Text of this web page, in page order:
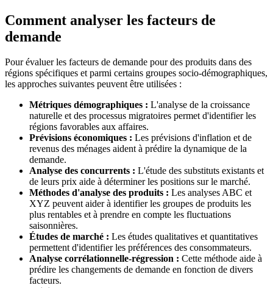
Comment analyser les facteurs de
demande
Pour évaluer les facteurs de demande pour des produits dans des
régions spécifiques et parmi certains groupes socio-démographiques,
les approches suivantes peuvent être utilisées :
Métriques démographiques : L'analyse de la croissance
naturelle et des processus migratoires permet d'identifier les
régions favorables aux affaires.
Prévisions économiques : Les prévisions d'inflation et de
revenus des ménages aident à prédire la dynamique de la
demande.
Analyse des concurrents : L'étude des substituts existants et
de leurs prix aide à déterminer les positions sur le marché.
Méthodes d'analyse des produits : Les analyses ABC et
XYZ peuvent aider à identifier les groupes de produits les
plus rentables et à prendre en compte les fluctuations
saisonnières.
Études de marché : Les études qualitatives et quantitatives
permettent d'identifier les préférences des consommateurs.
Analyse corrélationnelle-régression : Cette méthode aide à
prédire les changements de demande en fonction de divers
facteurs.